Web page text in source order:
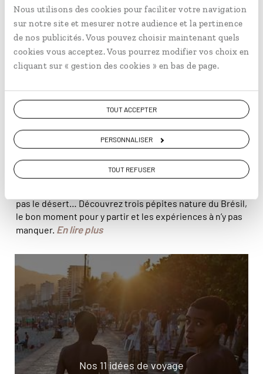
Nous utilisons des cookies pour faciliter votre navigation
sur notre site et mesurer notre audience et la pertinence
de nos publicités. Vous pouvez choisir maintenant quels
cookies vous acceptez. Vous pourrez modifier vos choix en
cliquant sur « gestion des cookies » en bas de page.
TOUT ACCEPTER
PERSONNALISER
TOUT REFUSER
© Azouze FGP/Hemis
CONSEILS
Les plus beaux « déserts » du Brésil
pas le désert… Découvrez trois pépites nature du Brésil,
le bon moment pour y partir et les expériences à n’y pas
manquer. En lire plus
Nos 11 idées de voyage